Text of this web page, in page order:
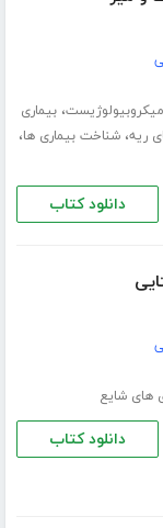
،بیماری
ریه،شناخت بیماری ها،
دانلود کتاب
های شایع
دانلود کتاب